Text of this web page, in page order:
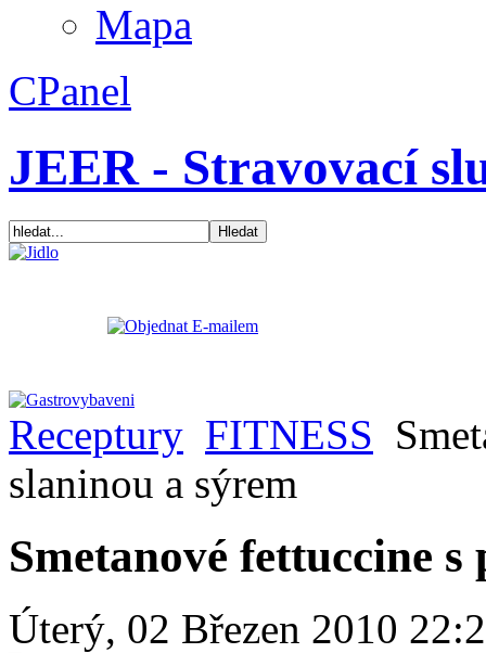
Mapa
CPanel
JEER - Stravovací
Receptury FITNESS
slaninou a sýrem
Smetanové fettuccine
Úterý, 02 Březen 2010